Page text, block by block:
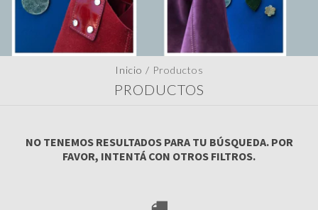
Inicio / Productos
PRODUCTOS
NO TENEMOS RESULTADOS PARA TU BÚSQUEDA. POR
FAVOR, INTENTÁ CON OTROS FILTROS.